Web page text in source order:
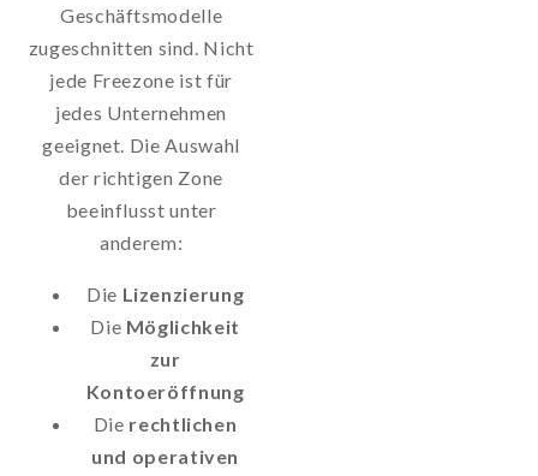
Geschäftsmodelle
zugeschnitten sind. Nicht
jede Freezone ist für
jedes Unternehmen
geeignet. Die Auswahl
der richtigen Zone
beeinflusst unter
anderem:
Die Lizenzierung
Die Möglichkeit
zur
Kontoeröffnung
Die rechtlichen
und operativen